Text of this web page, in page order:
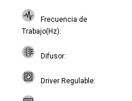
Frecuencia de
Trabajo(Hz)
Difusor
Driver Regulable